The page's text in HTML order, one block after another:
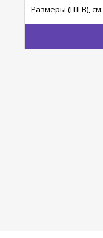
Размеры (ШГВ), см: